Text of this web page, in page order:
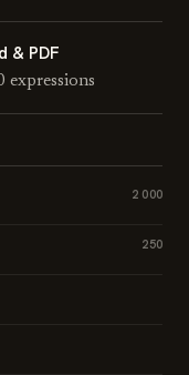
& PDF
expressions
2 000
250